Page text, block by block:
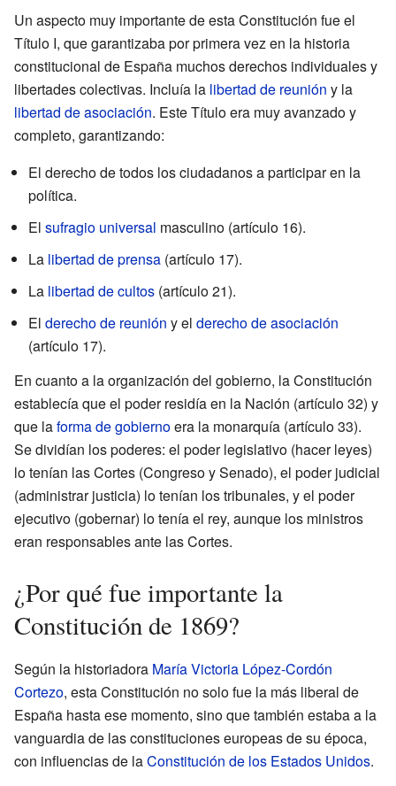
Un aspecto muy importante de esta Constitución fue el
Título I, que garantizaba por primera vez en la historia
constitucional de España muchos derechos individuales y
libertades colectivas. Incluía la libertad de reunión y la
libertad de asociación. Este Título era muy avanzado y
completo, garantizando:
El derecho de todos los ciudadanos a participar en la
política.
El sufragio universal masculino (artículo 16).
La libertad de prensa (artículo 17).
La libertad de cultos (artículo 21).
El derecho de reunión y el derecho de asociación
(artículo 17).
En cuanto a la organización del gobierno, la Constitución
establecía que el poder residía en la Nación (artículo 32) y
que laforma de gobiernoera la monarquía (artículo 33).
Se dividían los poderes: el poder legislativo (hacer leyes)
lo tenían las Cortes (Congreso y Senado), el poder judicial
(administrar justicia) lo tenían los tribunales, y el poder
ejecutivo (gobernar) lo tenía el rey, aunque los ministros
eran responsables ante las Cortes.
¿Por qué fue importante la
Constitución de 1869?
Según la historiadora María Victoria López-Cordón
Cortezo, esta Constitución no solo fue la más liberal de
España hasta ese momento, sino que también estaba a la
vanguardia de las constituciones europeas de su época,
con influencias de laConstitución de los Estados Unidos.